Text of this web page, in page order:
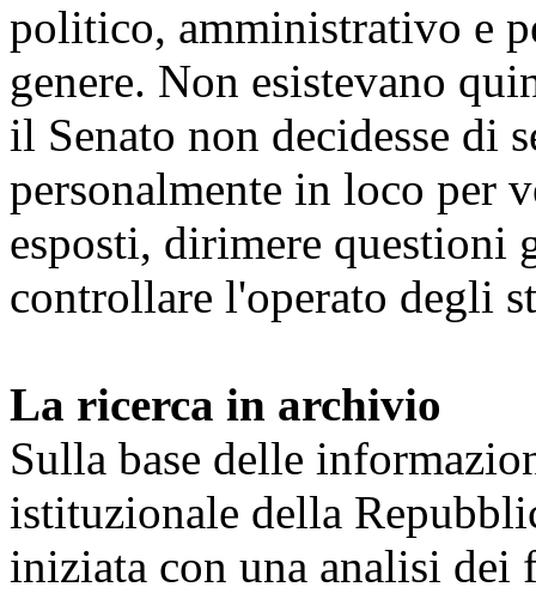
politico, amministrativo e
genere. Non esistevano
il Senato non decidesse di
personalmente in loco per
esposti, dirimere questioni
controllare l'operato degli
La ricerca in archivio
Sulla base delle
istituzionale della
iniziata con una analisi